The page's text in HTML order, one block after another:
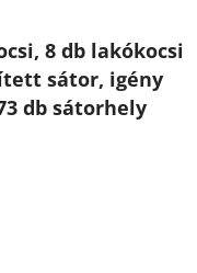
8 db lakókocsi
sátor, igény
db sátorhely